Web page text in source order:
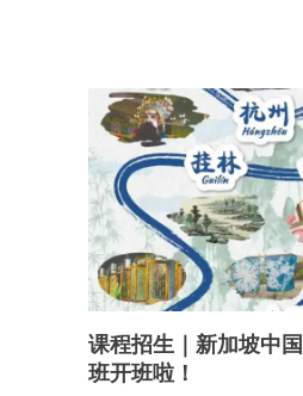
课程招生｜新加坡中
班开班啦！